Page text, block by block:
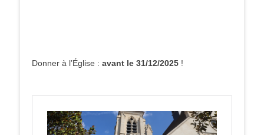
Donner à l’Église : avant le 31/12/2025 !